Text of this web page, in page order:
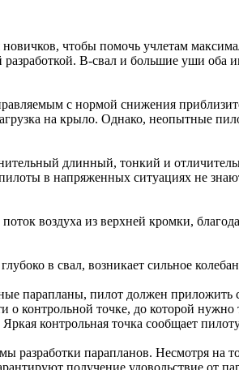
чтобы помочь учлетам
B-свал и большие уши оба
с нормой снижения
на крыло. Однако, неопытные
длинный, тонкий и
в напряженных ситуациях не
воздуха из верхней кромки,
в свал, возникает сильное
парапланы, пилот должен приложить
контрольной точке, до которой
контрольная точка сообщает
парапланов. Несмотря на
получение удовольствие от